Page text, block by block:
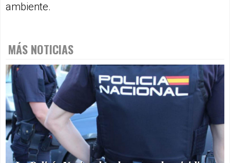
ambiente.
MÁS NOTICIAS